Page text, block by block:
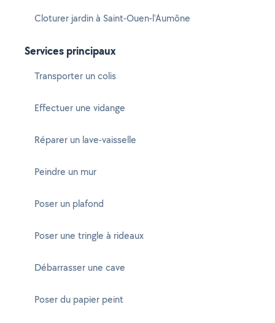
Cloturer jardin à Saint-Ouen-l'Aumône
Services principaux
Transporter un colis
Effectuer une vidange
Réparer un lave-vaisselle
Peindre un mur
Poser un plafond
Poser une tringle à rideaux
Débarrasser une cave
Poser du papier peint